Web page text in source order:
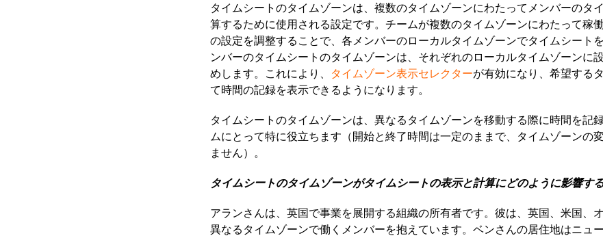
タイムシートのタイムゾーンは、 複数のタイムゾーンにわたってメンバーのタ
算するために使用される設定です。チームが複数のタイムゾーンにわたって稼働
の設定を調整することで、各メンバーのローカルタイムゾーンでタイムシート
ンバーのタイムシートのタイムゾーンは、それぞれのローカルタイムゾーンに
めします。これにより、 タイムゾーン表示セレクターが有効になり、希望する
て時間の記録を表示できるようになります。
タイムシートのタイムゾーンは、異なるタイムゾーンを移動する際に時間を記
ムにとって特に役立ちます（開始と終了時間は一定のままで、タイムゾーンの
ません）。
タイムシートのタイムゾーンがタイムシートの表示と計算にどのように影響す
アランさんは、英国で事業を展開する組織の所有者です。彼は、英国、米国、
異なるタイムゾーンで働くメンバーを抱えています。ベンさんの居住地はニュ